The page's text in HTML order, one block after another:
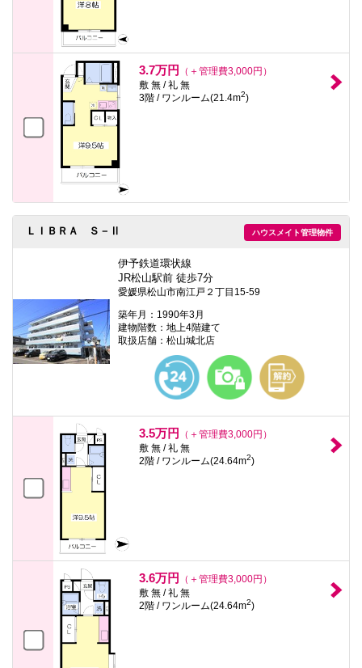
3.7万円
（＋管理費3,000円）
敷 無 / 礼 無
3階 / ワンルーム(21.4m2)
ハウスメイト管理物件
ＬＩＢＲＡ Ｓ－Ⅱ
伊予鉄道環状線
JR松山駅前 徒歩7分
愛媛県松山市南江戸２丁目15-59
築年月：1990年3月
建物階数：地上4階建て
取扱店舗：松山城北店
3.5万円
（＋管理費3,000円）
敷 無 / 礼 無
2階 / ワンルーム(24.64m2)
3.6万円
（＋管理費3,000円）
敷 無 / 礼 無
2階 / ワンルーム(24.64m2)